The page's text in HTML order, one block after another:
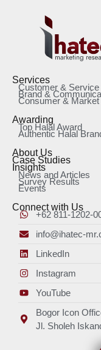
Services
Customer &
Brand &
Consumer &
Awarding
Top Halal Award
Authentic Halal
About Us
Case Studies
Insights
News and Articles
Survey Results
Events
Connect with Us
+62 811-1202-
info@ihatec-
LinkedIn
Instagram
YouTube
Bogor Icon
Jl. Sholeh